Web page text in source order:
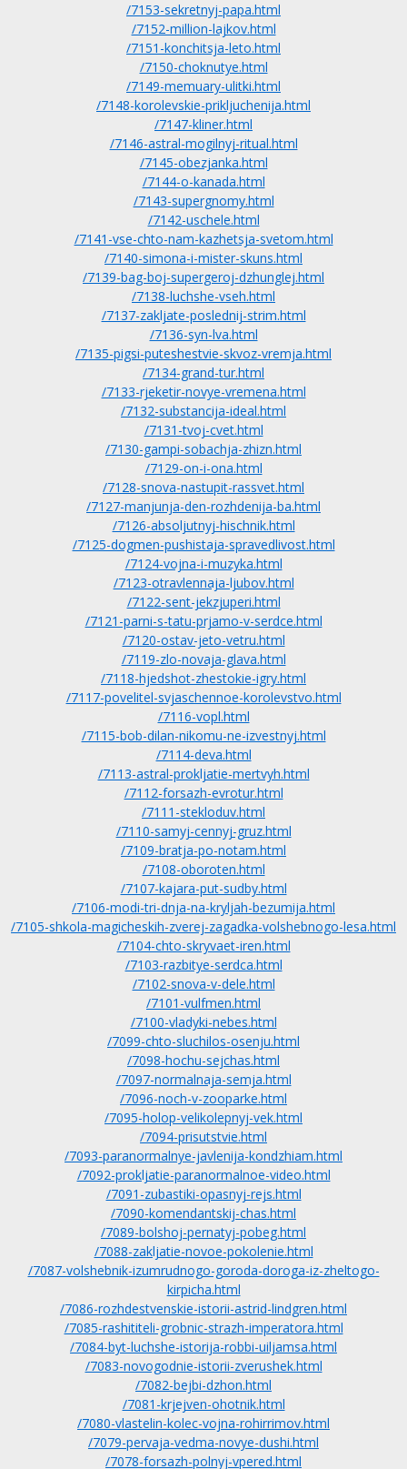
/7153-sekretnyj-papa.html
/7152-million-lajkov.html
/7151-konchitsja-leto.html
/7150-choknutye.html
/7149-memuary-ulitki.html
/7148-korolevskie-prikljuchenija.html
/7147-kliner.html
/7146-astral-mogilnyj-ritual.html
/7145-obezjanka.html
/7144-o-kanada.html
/7143-supergnomy.html
/7142-uschele.html
/7141-vse-chto-nam-kazhetsja-svetom.html
/7140-simona-i-mister-skuns.html
/7139-bag-boj-supergeroj-dzhunglej.html
/7138-luchshe-vseh.html
/7137-zakljate-poslednij-strim.html
/7136-syn-lva.html
/7135-pigsi-puteshestvie-skvoz-vremja.html
/7134-grand-tur.html
/7133-rjeketir-novye-vremena.html
/7132-substancija-ideal.html
/7131-tvoj-cvet.html
/7130-gampi-sobachja-zhizn.html
/7129-on-i-ona.html
/7128-snova-nastupit-rassvet.html
/7127-manjunja-den-rozhdenija-ba.html
/7126-absoljutnyj-hischnik.html
/7125-dogmen-pushistaja-spravedlivost.html
/7124-vojna-i-muzyka.html
/7123-otravlennaja-ljubov.html
/7122-sent-jekzjuperi.html
/7121-parni-s-tatu-prjamo-v-serdce.html
/7120-ostav-jeto-vetru.html
/7119-zlo-novaja-glava.html
/7118-hjedshot-zhestokie-igry.html
/7117-povelitel-svjaschennoe-korolevstvo.html
/7116-vopl.html
/7115-bob-dilan-nikomu-ne-izvestnyj.html
/7114-deva.html
/7113-astral-prokljatie-mertvyh.html
/7112-forsazh-evrotur.html
/7111-stekloduv.html
/7110-samyj-cennyj-gruz.html
/7109-bratja-po-notam.html
/7108-oboroten.html
/7107-kajara-put-sudby.html
/7106-modi-tri-dnja-na-kryljah-bezumija.html
/7105-shkola-magicheskih-zverej-zagadka-volshebnogo-lesa.html
/7104-chto-skryvaet-iren.html
/7103-razbitye-serdca.html
/7102-snova-v-dele.html
/7101-vulfmen.html
/7100-vladyki-nebes.html
/7099-chto-sluchilos-osenju.html
/7098-hochu-sejchas.html
/7097-normalnaja-semja.html
/7096-noch-v-zooparke.html
/7095-holop-velikolepnyj-vek.html
/7094-prisutstvie.html
/7093-paranormalnye-javlenija-kondzhiam.html
/7092-prokljatie-paranormalnoe-video.html
/7091-zubastiki-opasnyj-rejs.html
/7090-komendantskij-chas.html
/7089-bolshoj-pernatyj-pobeg.html
/7088-zakljatie-novoe-pokolenie.html
/7087-volshebnik-izumrudnogo-goroda-doroga-iz-zheltogo-
kirpicha.html
/7086-rozhdestvenskie-istorii-astrid-lindgren.html
/7085-rashititeli-grobnic-strazh-imperatora.html
/7084-byt-luchshe-istorija-robbi-uiljamsa.html
/7083-novogodnie-istorii-zverushek.html
/7082-bejbi-dzhon.html
/7081-krjejven-ohotnik.html
/7080-vlastelin-kolec-vojna-rohirrimov.html
/7079-pervaja-vedma-novye-dushi.html
/7078-forsazh-polnyj-vpered.html